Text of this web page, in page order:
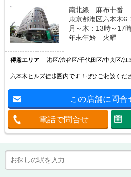
南北線 麻布十番
東京都港区六本木
月～木：13時～17
年末年始 火曜
得意エリア 港区/渋谷区/千代田区/中央区/江
六本木ヒルズ徒歩圏内です！ぜひご相談くだ
この店舗に問合
電話で問合せ